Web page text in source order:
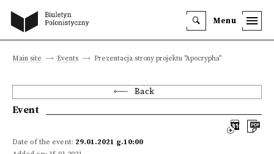
Menu
Main site Events Prezentacja strony projektu "Apocrypha"
Back
Event
Date of the event: 29.01.2021 g.10:00